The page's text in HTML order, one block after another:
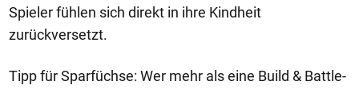
Spieler fühlen sich direkt in ihre Kindheit
zurückversetzt.
Tipp für Sparfüchse: Wer mehr als eine Build & Battle-